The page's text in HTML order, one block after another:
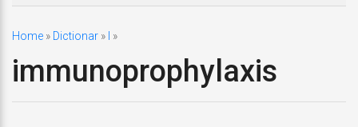
Home » Dictionar » I »
immunoprophylaxis